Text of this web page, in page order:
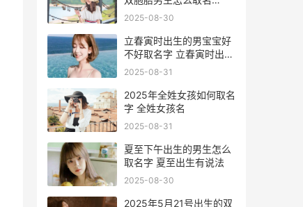
2025年10月27日出生
2025-08-30
立春寅时出生的男宝宝好
不好取名字 立春寅时出生
的人
2025-08-31
2025年全姓女孩如何取名
字 全姓女孩名
2025-08-31
夏至下午出生的男生怎么
取名字 夏至出生有说法
2025-08-30
2025年5月21号出生的双